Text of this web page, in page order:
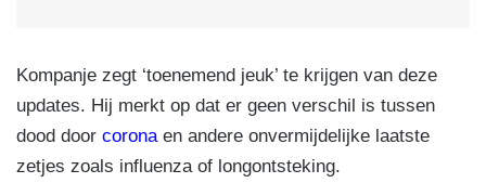
Kompanje zegt ‘toenemend jeuk’ te krijgen van deze
updates. Hij merkt op dat er geen verschil is tussen
dood door corona en andere onvermijdelijke laatste
zetjes zoals influenza of longontsteking.